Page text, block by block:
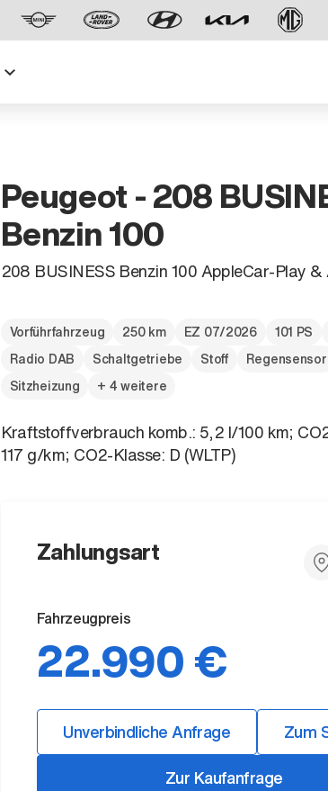
Der neue BMW X5.
Peugeot - 208
Benzin 100
208 BUSINESS Benzin 100 AppleCar-Play
Vorführfahrzeug 250 km EZ 07/2026 101 PS
Radio DAB
Schaltgetriebe Stoff Regensensor
Sitzheizung
+ 4 weitere
Kraftstoffverbrauch komb.: 5,2 l/100 km;
117 g/km; CO2-Klasse: D (WLTP)
Zahlungsart
Fahrzeugpreis
22.990 €
Unverbindliche Anfrage
Zum
Zur Kaufanfrage